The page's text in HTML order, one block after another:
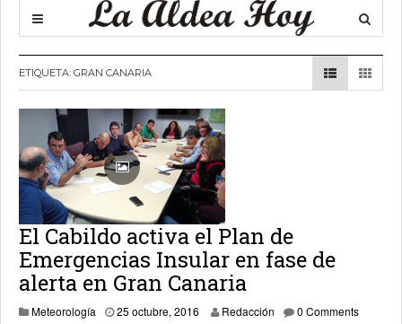
ETIQUETA: GRAN CANARIA
El Cabildo activa el Plan de
Emergencias Insular en fase de
alerta en Gran Canaria
Meteorología 25 octubre, 2016 25 octubre, 2016
Redacción 0 Comments